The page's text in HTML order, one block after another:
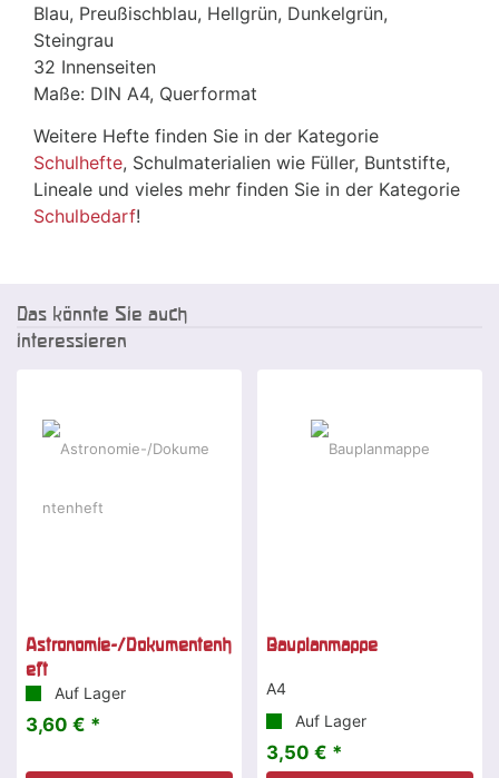
Blau, Preußischblau, Hellgrün, Dunkelgrün,
Steingrau
32 Innenseiten
Maße: DIN A4, Querformat
Weitere Hefte finden Sie in der Kategorie
Schulhefte, Schulmaterialien wie Füller, Buntstifte,
Lineale und vieles mehr finden Sie in der Kategorie
Schulbedarf!
Das könnte Sie auch
interessieren
Astronomie-/Dokumentenh
eft
Auf Lager
3,60 € *
Bauplanmappe
A4
Auf Lager
3,50 € *